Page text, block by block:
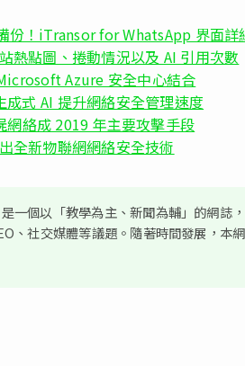
份！iTransor for WhatsApp 界面詳
點圖、捲動情況以及 AI 引用次數
Azure 安全中心結合
式 AI 提升網絡安全管理速度
絡成 2019 年主要攻擊手段
全新物聯網網絡安全技術
是一個以「教學為主、新聞為輔」的網
、社交媒體等議題。隨著時間發展，本